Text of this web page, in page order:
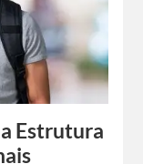
Estrutura